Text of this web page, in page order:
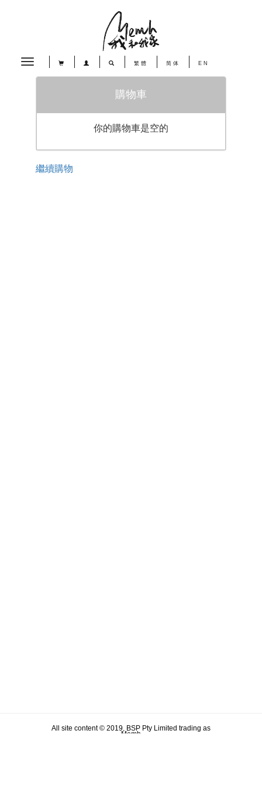
Toggle
navigation
繁體 简体 EN
購物車
你的購物車是空的
繼續購物
All site content © 2019, BSP Pty Limited trading as
Memh